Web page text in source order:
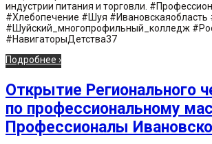
индустрии питания и торговли.
#Хлебопечение #Шуя
#Шуйский_многопрофильный_колледж
#НавигаторыДетства37
Подробнее ›
Открытие Регионального
по профессиональному
Профессионалы